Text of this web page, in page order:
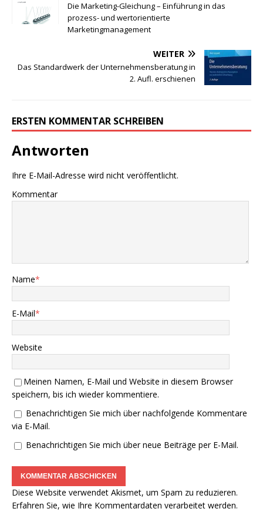
Die Marketing-Gleichung – Einführung in das
prozess- und wertorientierte
Marketingmanagement
WEITER
Das Standardwerk der Unternehmensberatung in
2. Aufl. erschienen
ERSTEN KOMMENTAR SCHREIBEN
Antworten
Ihre E-Mail-Adresse wird nicht veröffentlicht.
Kommentar
Name*
E-Mail*
Website
Meinen Namen, E-Mail und Website in diesem Browser
speichern, bis ich wieder kommentiere.
Benachrichtigen Sie mich über nachfolgende Kommentare
via E-Mail.
Benachrichtigen Sie mich über neue Beiträge per E-Mail.
Diese Website verwendet Akismet, um Spam zu reduzieren.
Erfahren Sie, wie Ihre Kommentardaten verarbeitet werden.